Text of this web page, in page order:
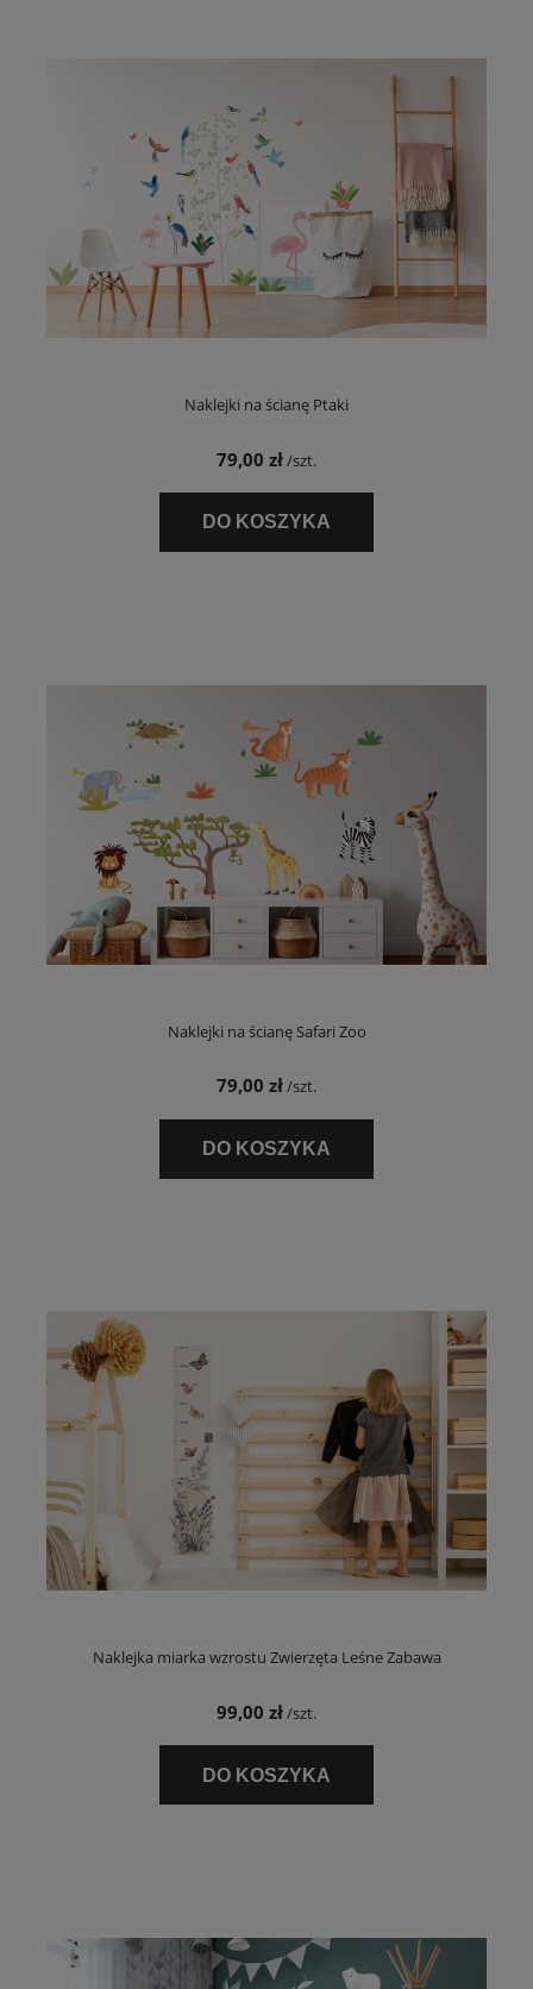
Naklejki na ścianę Ptaki
79,00 zł/szt.
DO KOSZYKA
Naklejki na ścianę Safari Zoo
79,00 zł/szt.
DO KOSZYKA
Naklejka miarka wzrostu Zwierzęta Leśne Zabawa
99,00 zł/szt.
DO KOSZYKA